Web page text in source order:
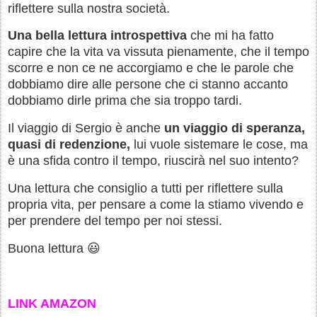
riflettere sulla nostra società.
Una bella lettura introspettiva che mi ha fatto
capire che la vita va vissuta pienamente, che il tempo
scorre e non ce ne accorgiamo e che le parole che
dobbiamo dire alle persone che ci stanno accanto
dobbiamo dirle prima che sia troppo tardi.
Il viaggio di Sergio è anche un viaggio di speranza,
quasi di redenzione, lui vuole sistemare le cose, ma
è una sfida contro il tempo, riuscirà nel suo intento?
Una lettura che consiglio a tutti per riflettere sulla
propria vita, per pensare a come la stiamo vivendo e
per prendere del tempo per noi stessi.
Buona lettura 😃
LINK AMAZON